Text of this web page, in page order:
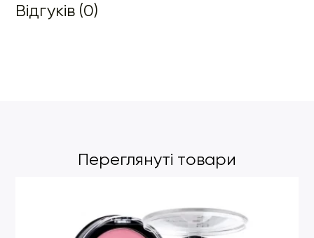
Відгуків (0)
Переглянуті товари